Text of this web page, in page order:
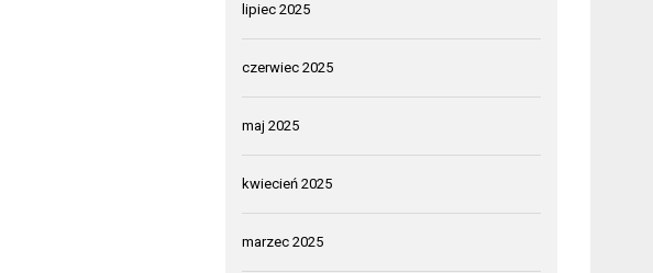
lipiec 2025
czerwiec 2025
maj 2025
kwiecień 2025
marzec 2025